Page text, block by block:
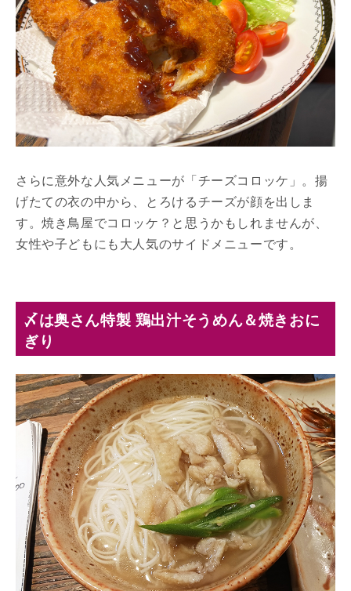
さらに意外な人気メニューが「チーズコロッケ」。揚
げたての衣の中から、とろけるチーズが顔を出しま
す。焼き鳥屋でコロッケ？と思うかもしれませんが、
女性や子どもにも大人気のサイドメニューです。
〆は奥さん特製 鶏出汁そうめん＆焼きおに
ぎり